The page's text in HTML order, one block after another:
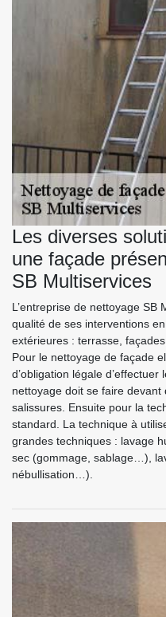
Les diverses
une façade
SB Multiservices
L’entreprise de nettoyage SB
qualité de ses interventions
extérieures : terrasse,
Pour le nettoyage de façade
d’obligation légale
nettoyage doit se faire
salissures. Ensuite pour la
standard. La technique à
grandes techniques : lavage
sec (gommage, sablage…),
nébullisation…).